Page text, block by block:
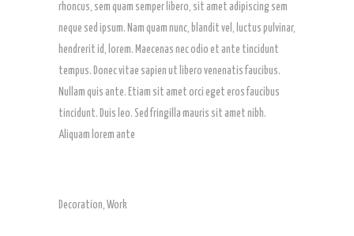
rhoncus, sem quam semper libero, sit amet adipiscing sem
neque sed ipsum. Nam quam nunc, blandit vel, luctus pulvinar,
hendrerit id, lorem. Maecenas nec odio et ante tincidunt
tempus. Donec vitae sapien ut libero venenatis faucibus.
Nullam quis ante. Etiam sit amet orci eget eros faucibus
tincidunt. Duis leo. Sed fringilla mauris sit amet nibh.
Aliquam lorem ante
Decoration, Work